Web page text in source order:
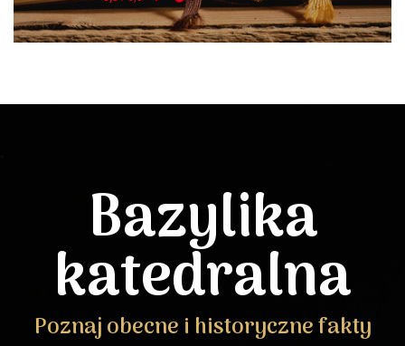
Bazylika
katedralna
Poznaj obecne i historyczne fakty